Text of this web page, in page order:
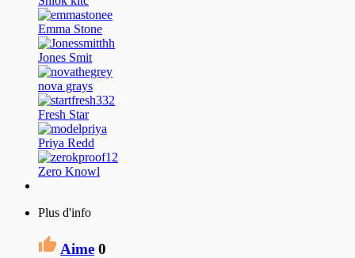
Emma Stone
Jones Smit
nova grays
Fresh Star
Priya Redd
Zero Knowl
Plus d'info
Aime 0